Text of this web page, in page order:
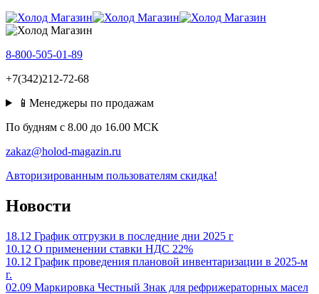
8-800-505-01-89
+7(342)212-72-68
📱Менеджеры по продажам
По будням c 8.00 до 16.00 МСК
zakaz@holod-magazin.ru
Авторизированным пользователям скидка!
Новости
18.12 График отгрузки в последние дни 2025 г
10.12 О применении ставки НДС 22%
10.12 График проведения плановой инвентаризации в 2025-м
г.
02.09 Маркировка Честный Знак для рефрижераторных масел